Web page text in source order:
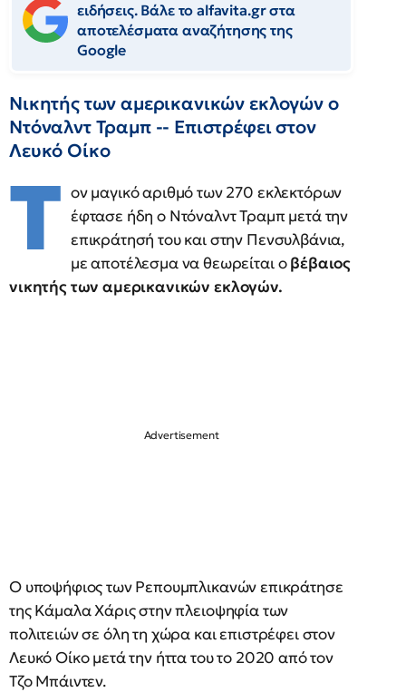
ειδήσεις. Βάλε το alfavita.gr στα
αποτελέσματα αναζήτησης της
Google
Νικητής των αμερικανικών εκλογών ο
Ντόναλντ Τραμπ -- Επιστρέφει στον
Λευκό Οίκο
Τ ον μαγικό αριθμό των 270 εκλεκτόρων
έφτασε ήδη ο Ντόναλντ Τραμπ μετά την
επικράτησή του και στην Πενσυλβάνια,
με αποτέλεσμα να θεωρείται οβέβαιος
νικητής των αμερικανικών εκλογών.
Ο υποψήφιος των Ρεπουμπλικανών επικράτησε
της Κάμαλα Χάρις στην πλειοψηφία των
πολιτειών σε όλη τη χώρα και επιστρέφει στον
Λευκό Οίκο μετά την ήττα του το 2020 από τον
Τζο Μπάιντεν.